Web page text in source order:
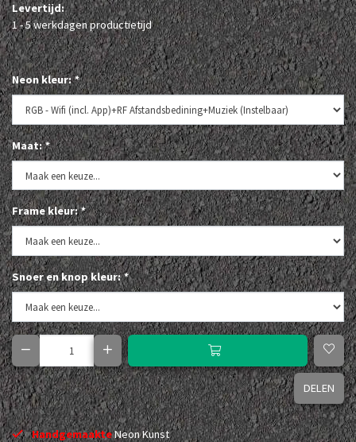
Levertijd:
1 - 5 werkdagen productietijd
Neon kleur:*
Maat:*
Frame kleur:*
Snoer en knop kleur:*
DELEN
HandgemaakteNeon Kunst